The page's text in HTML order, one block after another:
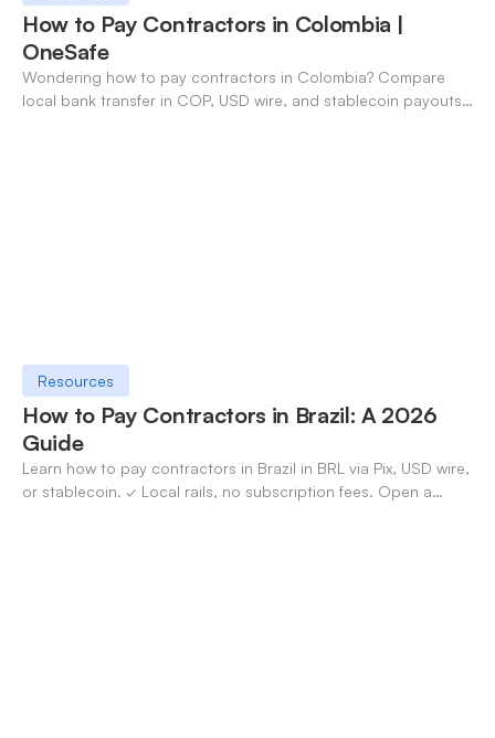
How to Pay Contractors in Colombia |
OneSafe
Wondering how to pay contractors in Colombia? Compare
local bank transfer in COP, USD wire, and stablecoin payouts.
Resources
How to Pay Contractors in Brazil: A 2026
Guide
Learn how to pay contractors in Brazil in BRL via Pix, USD wire,
or stablecoin. ✓ Local rails, no subscription fees. Open a